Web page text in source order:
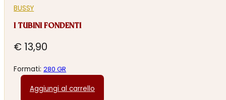
BUSSY
I TUBINI FONDENTI
€ 13,90
Formati:280 GR
Aggiungi al carrello